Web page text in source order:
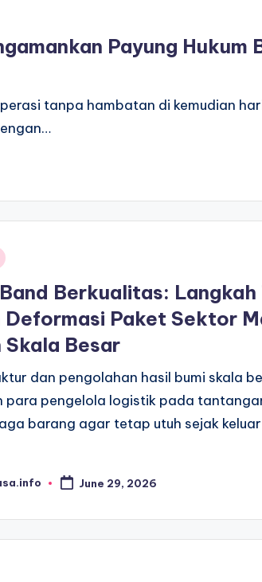
Payung Hukum
tanpa hambatan di kemudian
Berkualitas:
Deformasi Paket Sektor
Skala Besar
dan pengolahan hasil bumi skala
para pengelola logistik pada
barang agar tetap utuh sejak
June 29, 2026